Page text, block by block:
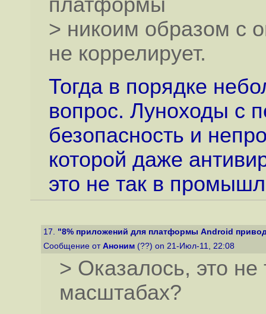
платформы
> никоим образом с
не коррелирует.
Тогда в порядке
вопрос. Луноходы с
безопасность и
которой даже
это не так в
17. "8% приложений для платформы Android
Сообщение от Аноним (??) on 21-Июл-11, 22:08
> Оказалось, это
масштабах?